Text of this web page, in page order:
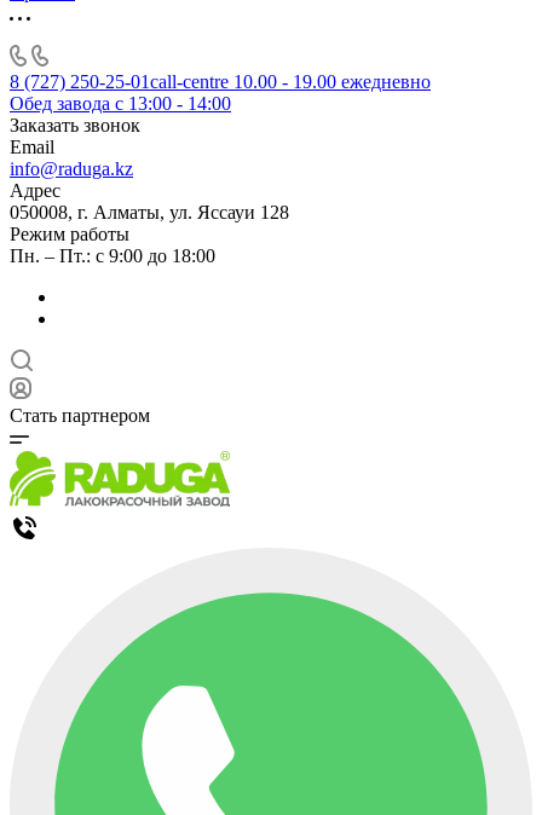
8 (727) 250-25-01call-centre 10.00 - 19.00 ежедневно
Обед завода с 13:00 - 14:00
Заказать звонок
Email
info@raduga.kz
Адрес
050008, г. Алматы, ул. Яссауи 128
Режим работы
Пн. – Пт.: с 9:00 до 18:00
Стать партнером